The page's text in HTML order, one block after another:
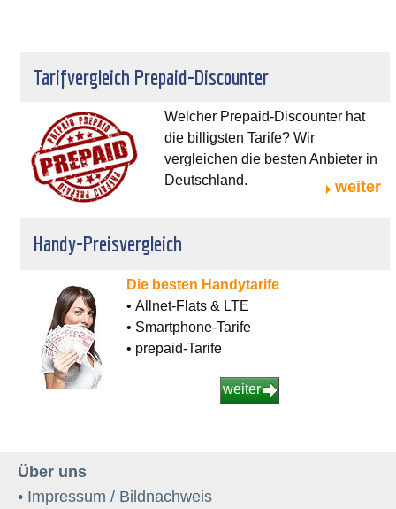
Tarifvergleich Prepaid-Discounter
Welcher Prepaid-Discounter hat
die billigsten Tarife? Wir
vergleichen die besten Anbieter in
Deutschland.
weiter
Handy-Preisvergleich
Die besten Handytarife
• Allnet-Flats & LTE
• Smartphone-Tarife
• prepaid-Tarife
weiter
Über uns
• Impressum / Bildnachweis